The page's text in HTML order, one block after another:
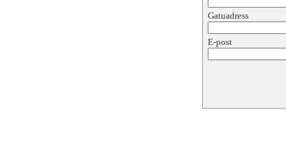
Gatuadress
E-post